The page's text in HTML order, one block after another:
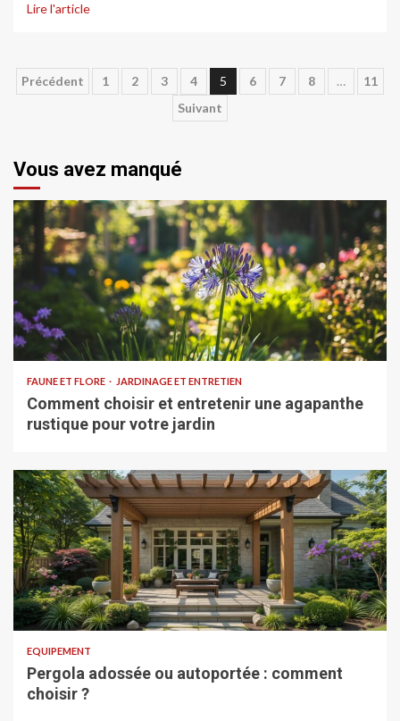
Lire l'article
Pagination
publications
Précédent 1 2 3 4 5 6 7 8 …
11
Suivant
Vous avez manqué
FAUNE ET FLORE JARDINAGE ET ENTRETIEN
Comment choisir et entretenir une agapanthe
rustique pour votre jardin
EQUIPEMENT
Pergola adossée ou autoportée : comment
choisir ?